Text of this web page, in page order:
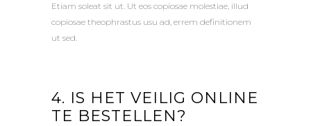
Etiam soleat sit ut. Ut eos copiosae molestiae, illud
copiosae theophrastus usu ad, errem definitionem
ut sed.
4. IS HET VEILIG ONLINE
TE BESTELLEN?